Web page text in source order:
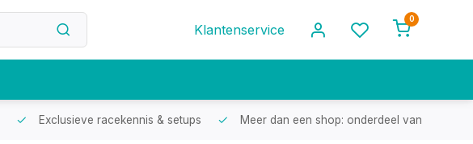
Klantenservice
0
Exclusieve racekennis & setups Meer dan een shop: onderdeel van een